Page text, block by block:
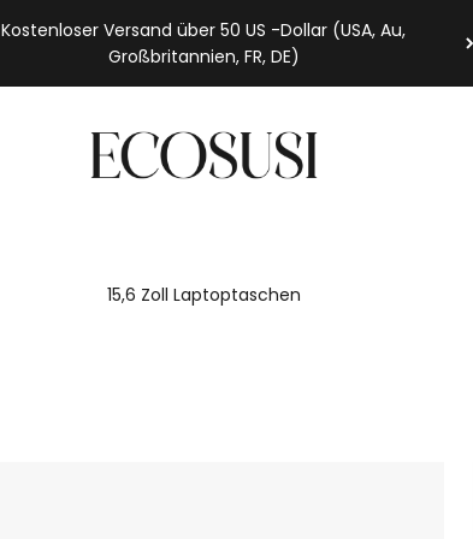
Kostenloser Versand über 50 US -Dollar (USA, Au,
Großbritannien, FR, DE)
Ecosusi
15,6 Zoll Laptoptaschen